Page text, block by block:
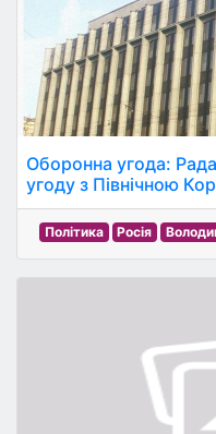
Оборонна угода: Рада
угоду з Північною
Політика Росія